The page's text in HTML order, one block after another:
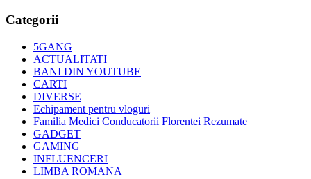
Categorii
5GANG
ACTUALITATI
BANI DIN YOUTUBE
CARTI
DIVERSE
Echipament pentru vloguri
Familia Medici Conducatorii Florentei Rezumate
GADGET
GAMING
INFLUENCERI
LIMBA ROMANA